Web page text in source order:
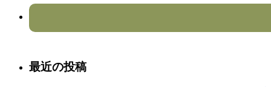
最近の投稿